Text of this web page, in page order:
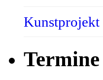
Kunstprojekt
Termine